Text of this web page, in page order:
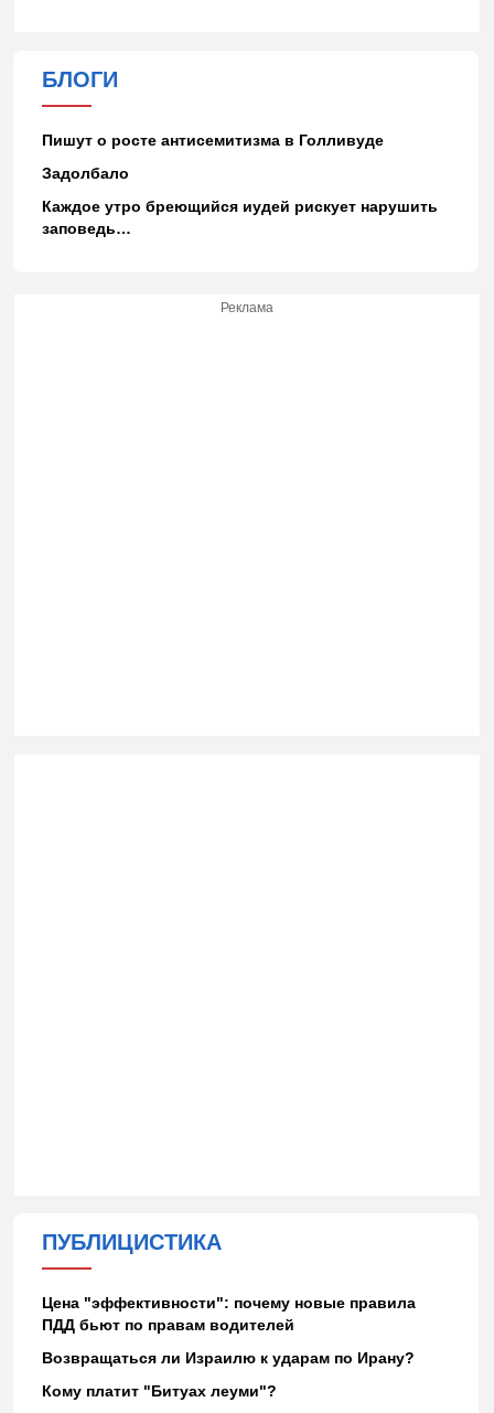
БЛОГИ
Пишут о росте антисемитизма в Голливуде
Задолбало
Каждое утро бреющийся иудей рискует нарушить
заповедь…
Реклама
ПУБЛИЦИСТИКА
Цена "эффективности": почему новые правила
ПДД бьют по правам водителей
Возвращаться ли Израилю к ударам по Ирану?
Кому платит "Битуах леуми"?